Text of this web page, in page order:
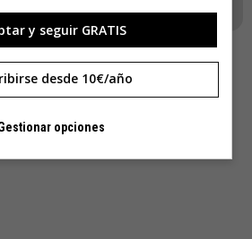
y seguir GRATIS
desde 10€/año
opciones